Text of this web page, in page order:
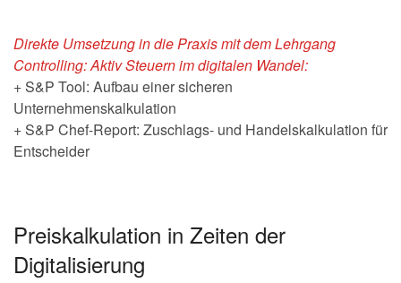
Direkte Umsetzung in die Praxis mit dem Lehrgang
Controlling: Aktiv Steuern im digitalen Wandel:
+ S&P Tool: Aufbau einer sicheren
Unternehmenskalkulation
+ S&P Chef-Report: Zuschlags- und Handelskalkulation für
Entscheider
Preiskalkulation in Zeiten der
Digitalisierung